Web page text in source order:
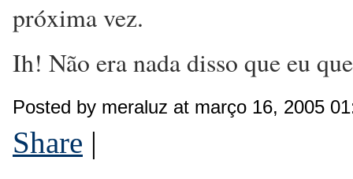
próxima vez.
Ih! Não era nada disso que eu
Posted by meraluz at março 16, 2005
Share |